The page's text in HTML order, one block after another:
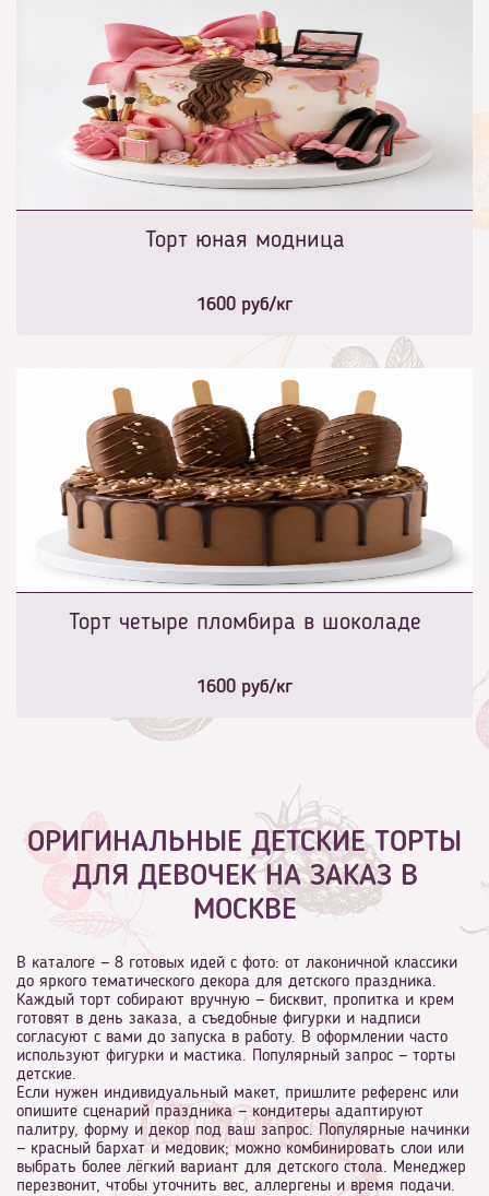
Торт юная модница
1600 руб/кг
Торт четыре пломбира в шоколаде
1600 руб/кг
ОРИГИНАЛЬНЫЕ ДЕТСКИЕ ТОРТЫ
ДЛЯ ДЕВОЧЕК НА ЗАКАЗ В
МОСКВЕ
В каталоге — 8 готовых идей с фото: от лаконичной классики
до яркого тематического декора для детского праздника.
Каждый торт собирают вручную — бисквит, пропитка и крем
готовят в день заказа, а съедобные фигурки и надписи
согласуют с вами до запуска в работу. В оформлении часто
используют фигурки и мастика. Популярный запрос — торты
детские.
Если нужен индивидуальный макет, пришлите референс или
опишите сценарий праздника — кондитеры адаптируют
палитру, форму и декор под ваш запрос. Популярные начинки
— красный бархат и медовик; можно комбинировать слои или
выбрать более лёгкий вариант для детского стола. Менеджер
перезвонит, чтобы уточнить вес, аллергены и время подачи.